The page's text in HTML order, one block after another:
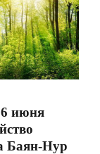
июня
Баян-Нур